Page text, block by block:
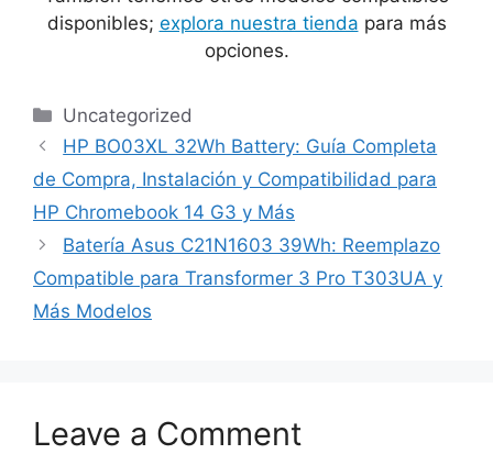
disponibles; explora nuestra tienda para más
opciones.
Categories
Uncategorized
HP BO03XL 32Wh Battery: Guía Completa
de Compra, Instalación y Compatibilidad para
HP Chromebook 14 G3 y Más
Batería Asus C21N1603 39Wh: Reemplazo
Compatible para Transformer 3 Pro T303UA y
Más Modelos
Leave a Comment